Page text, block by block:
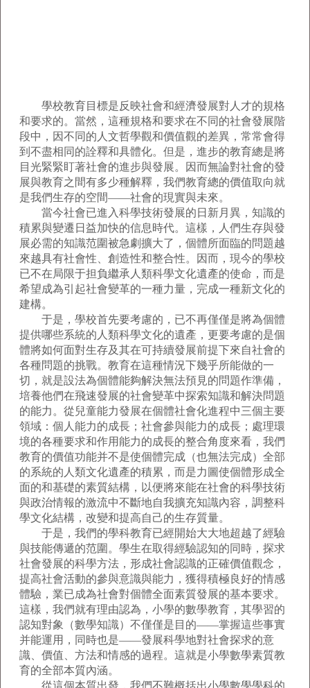
學校教育目標是反映社會和經濟發展對人才的規格
和要求的。當然，這種規格和要求在不同的社會發展階
段中，因不同的人文哲學觀和價值觀的差異，常常會得
到不盡相同的詮釋和具體化。但是，進步的教育總是將
目光緊緊盯著社會的進步與發展。因而無論對社會的發
展與教育之間有多少種解釋，我們教育總的價值取向就
是我們生存的空間——社會的現實與未來。
當今社會已進入科學技術發展的日新月異，知識的
積累與變遷日益加快的信息時代。這樣，人們生存與發
展必需的知識范圍被急劇擴大了，個體所面臨的問題越
來越具有社會性、創造性和整合性。因而，現今的學校
已不在局限于担負繼承人類科學文化遺產的使命，而是
希望成為引起社會變革的一種力量，完成一種新文化的
建構。
于是，學校首先要考慮的，已不再僅僅是將為個體
提供哪些系統的人類科學文化的遺產，更要考慮的是個
體將如何面對生存及其在可持續發展前提下來自社會的
各種問題的挑戰。教育在這種情況下幾乎所能做的一
切，就是設法為個體能夠解決無法預見的問題作準備，
培養他們在飛速發展的社會變革中探索知識和解決問題
的能力。從兒童能力發展在個體社會化進程中三個主要
領域：個人能力的成長；社會參與能力的成長；處理環
境的各種要求和作用能力的成長的整合角度來看，我們
教育的價值功能并不是使個體完成（也無法完成）全部
的系統的人類文化遺產的積累，而是力圖使個體形成全
面的和基礎的素質結構，以便將來能在社會的科學技術
與政治情報的激流中不斷地自我擴充知識內容，調整科
學文化結構，改變和提高自己的生存質量。
于是，我們的學科教育已經開始大大地超越了經驗
與技能傳遞的范圍。學生在取得經驗認知的同時，探求
社會發展的科學方法，形成社會認識的正確價值觀念，
提高社會活動的參與意識與能力，獲得積極良好的情感
體驗，業已成為社會對個體全面素質發展的基本要求。
這樣，我們就有理由認為，小學的數學教育，其學習的
認知對象（數學知識）不僅僅是目的——掌握這些事實
并能運用，同時也是——發展科學地對社會探求的意
識、價值、方法和情感的過程。這就是小學數學素質教
育的全部本質內涵。
從這個本質出發，我們不難概括出小學數學學科的